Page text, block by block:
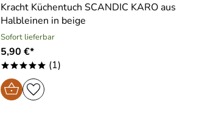
Kracht Küchentuch SCANDIC KARO aus
Halbleinen in beige
Sofort lieferbar
5,90 €*
***** (1)